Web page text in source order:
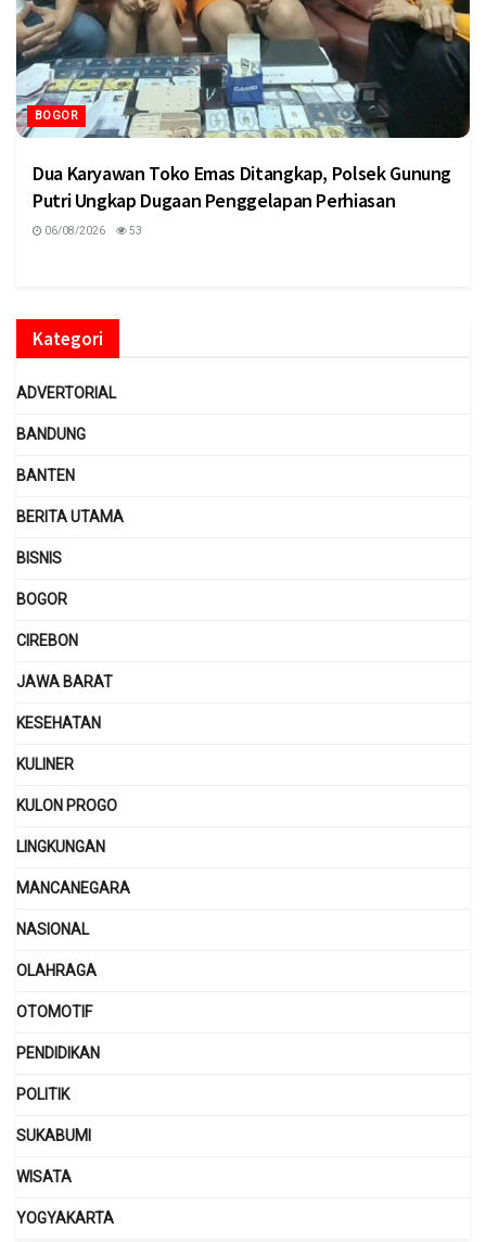
BOGOR
Dua Karyawan Toko Emas Ditangkap, Polsek Gunung
Putri Ungkap Dugaan Penggelapan Perhiasan
06/08/2026 53
Kategori
ADVERTORIAL
BANDUNG
BANTEN
BERITA UTAMA
BISNIS
BOGOR
CIREBON
JAWA BARAT
KESEHATAN
KULINER
KULON PROGO
LINGKUNGAN
MANCANEGARA
NASIONAL
OLAHRAGA
OTOMOTIF
PENDIDIKAN
POLITIK
SUKABUMI
WISATA
YOGYAKARTA